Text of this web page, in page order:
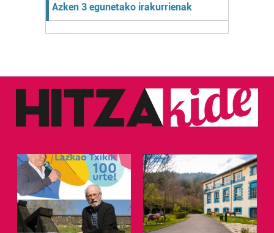
Azken 3 egunetako irakurrienak